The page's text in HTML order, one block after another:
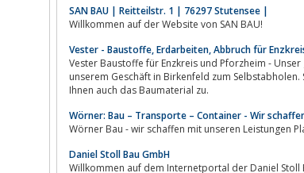
SAN BAU | Reitteilstr. 1 | 76297 Stutensee |
Willkommen auf der Website von SAN BAU!
Vester - Baustoffe, Erdarbeiten, Abbruch für
Vester Baustoffe für Enzkreis und Pforzheim -
unserem Geschäft in Birkenfeld zum
Ihnen auch das Baumaterial zu.
Wörner: Bau – Transporte – Container - Wir
Wörner Bau - wir schaffen mit unseren Leistungen
Daniel Stoll Bau GmbH
Willkommen auf dem Internetportal der Daniel